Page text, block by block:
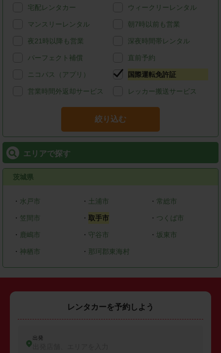
宅配レンタカー ウィークリーレンタル
マンスリーレンタル 朝7時以前も営業
夜21時以降も営業 深夜時間帯レンタル
パーフェクト補償 直前予約
ニコパス（アプリ） 国際運転免許証
営業時間外返却サービス レッカー搬送サービス
絞り込む
エリアで探す
茨城県
・ 水戸市 ・ 土浦市 ・ 常総市
・ 笠間市 ・ 取手市 ・ つくば市
・ 鹿嶋市 ・ 守谷市 ・坂東市
・ 神栖市 ・ 那珂郡東海村
レンタカーを予約しよう
出発